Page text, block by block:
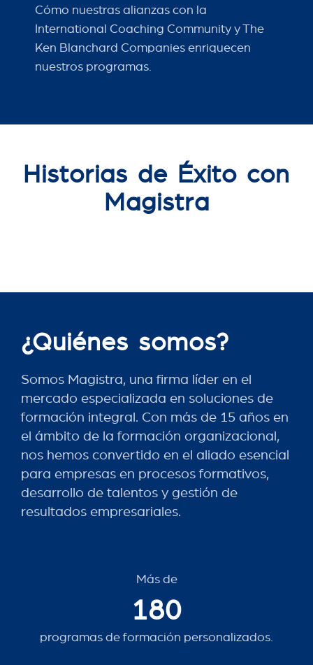
Cómo nuestras alianzas con la
International Coaching Community y The
Ken Blanchard Companies enriquecen
nuestros programas.
Historias de Éxito con
Magistra
¿Quiénes somos?
Somos Magistra, una firma líder en el
mercado especializada en soluciones de
formación integral. Con más de 15 años en
el ámbito de la formación organizacional,
nos hemos convertido en el aliado esencial
para empresas en procesos formativos,
desarrollo de talentos y gestión de
resultados empresariales.
Más de
180
programas de formación personalizados.